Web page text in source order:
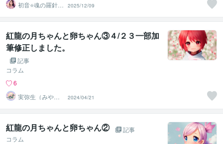
初音⭐️魂の羅針盤
ルミナススター
鑑定
2025/12/09
紅龍の月ちゃんと卵ちゃん③４/２３一部加
筆修正しました。
記事
コラム
6
実弥生（みや
の）
2024/04/21
紅龍の月ちゃんと卵ちゃん②
記事
コラム